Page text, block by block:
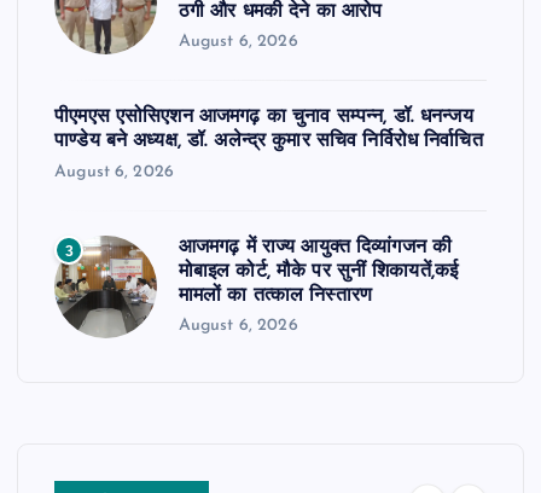
ठगी और धमकी देने का आरोप
August 6, 2026
पीएमएस एसोसिएशन आजमगढ़ का चुनाव सम्पन्न, डॉ. धनन्जय
पाण्डेय बने अध्यक्ष, डॉ. अलेन्द्र कुमार सचिव निर्विरोध निर्वाचित
August 6, 2026
3
आजमगढ़ में राज्य आयुक्त दिव्यांगजन की
मोबाइल कोर्ट, मौके पर सुनीं शिकायतें,कई
मामलों का तत्काल निस्तारण
August 6, 2026